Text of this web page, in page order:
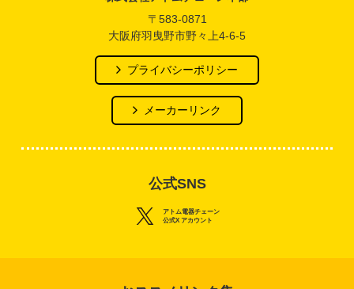
〒583-0871
大阪府羽曳野市野々上4-6-5
プライバシーポリシー
メーカーリンク
公式SNS
アトム電器チェーン
公式X アカウント